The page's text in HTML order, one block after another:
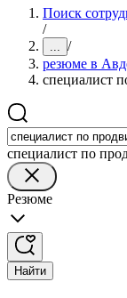
Поиск
/
... /
резюме в
специалист
специалист по
Резюме
Найти